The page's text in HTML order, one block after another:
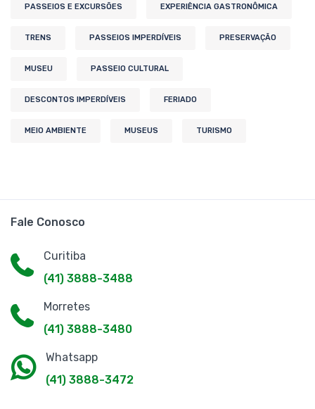
PASSEIOS E EXCURSÕES EXPERIÊNCIA GASTRONÔMICA
TRENS PASSEIOS IMPERDÍVEIS PRESERVAÇÃO
MUSEU PASSEIO CULTURAL
DESCONTOS IMPERDÍVEIS FERIADO
MEIO AMBIENTE MUSEUS TURISMO
Fale Conosco
Curitiba
(41) 3888-3488
Morretes
(41) 3888-3480
Whatsapp
(41) 3888-3472